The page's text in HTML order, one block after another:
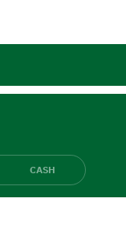
CASH